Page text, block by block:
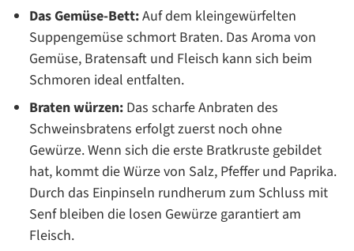
Das Gemüse-Bett:Auf dem kleingewürfelten
Suppengemüse schmort Braten. Das Aroma von
Gemüse, Bratensaft und Fleisch kann sich beim
Schmoren ideal entfalten.
Braten würzen: Das scharfe Anbraten des
Schweinsbratens erfolgt zuerst noch ohne
Gewürze. Wenn sich die erste Bratkruste gebildet
hat, kommt die Würze von Salz, Pfeffer und Paprika.
Durch das Einpinseln rundherum zum Schluss mit
Senf bleiben die losen Gewürze garantiert am
Fleisch.